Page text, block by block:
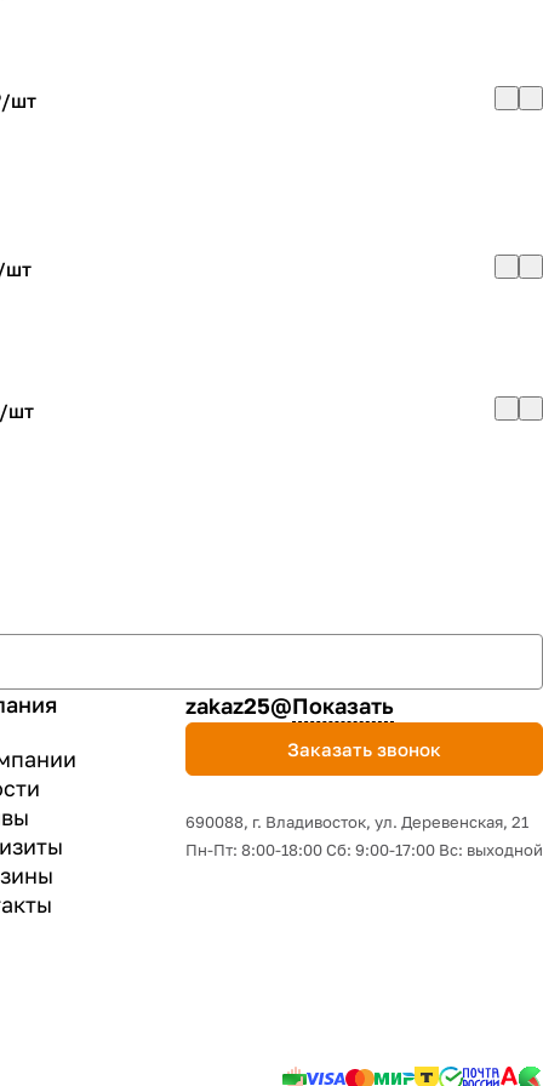
шт
шт
шт
zakaz25@Показать
Заказать звонок
690088, г. Владивосток, yл. Деревенская, 21
Пн-Пт: 8:00-18:00 Сб: 9:00-17:00 Вс: выходной